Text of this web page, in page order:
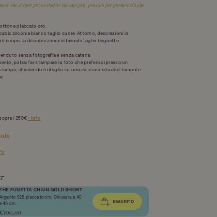
che si apre per custodire chi ami più, pensato per portare ciò che
placcato oro.
zirconia bianco taglio cuore. Attorno, decorazioni in
ricoperta da cubic zirconia bianchi taglio baguette.
senza fotografia e senza catena.
potrai far stampare la foto che preferisci presso un
chiedendo il ritaglio su misura, e inserirla direttamente
i 250€+ info
info
FUNETTA CHAIN GOLD SHORT
925 placcato oro. Chiusura a 40
45 cm.
ESAURITO